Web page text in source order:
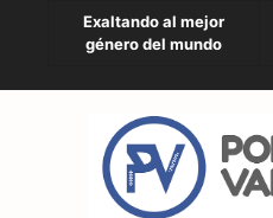
Exaltando al mejor
género del mundo